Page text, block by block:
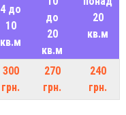
4 до
10
кв.м
до
20
кв.м
20
кв.м
300
грн.
270
грн.
240
грн.